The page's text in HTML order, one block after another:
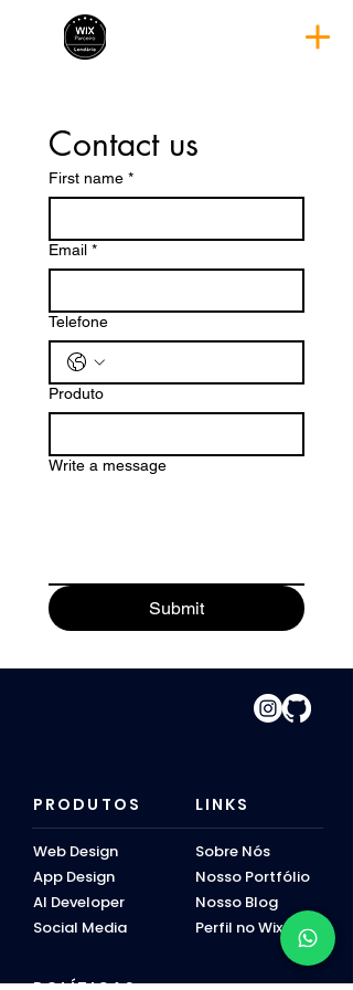
Contact us
First name *
Email *
Telefone
Produto
Write a message
Submit
PRODUTOS LINKS
Web Design
App Design
AI Developer
Social Media
Sobre Nós
Nosso Portfólio
​Nosso Blog
Perfil no Wix